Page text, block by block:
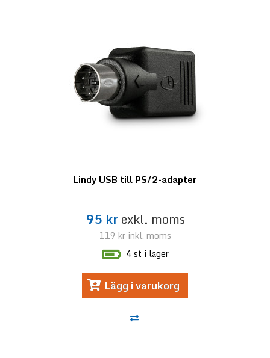
Lindy USB till PS/2-adapter
95 krexkl. moms
119 krinkl. moms
4 st i lager
Lägg i varukorg